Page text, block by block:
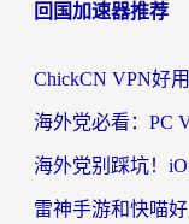
回国加速器推荐